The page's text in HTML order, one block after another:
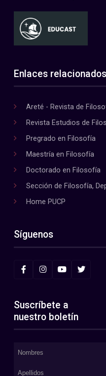
Enlaces relacionados
Areté - Revista de
Revista Estudios de
Pregrado en Filosofía
Maestría en Filosofía
Doctorado en Filosofía
Sección de Filosofía,
Home PUCP
Síguenos
Suscríbete a
nuestro boletín